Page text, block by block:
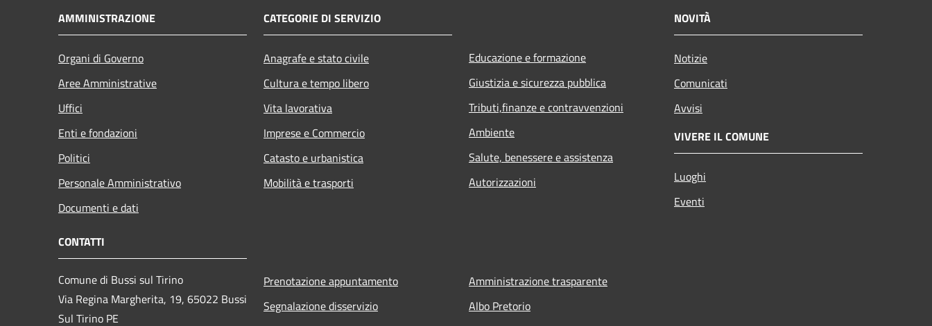
AMMINISTRAZIONE
Organi di Governo
Aree Amministrative
Uffici
Enti e fondazioni
Politici
Personale Amministrativo
Documenti e dati
CATEGORIE DI SERVIZIO
Anagrafe e stato civile
Cultura e tempo libero
Vita lavorativa
Imprese e Commercio
Catasto e urbanistica
Mobilità e trasporti
Educazione e formazione
Giustizia e sicurezza pubblica
Tributi,finanze e contravvenzioni
Ambiente
Salute, benessere e assistenza
Autorizzazioni
NOVITÀ
Notizie
Comunicati
Avvisi
VIVERE IL COMUNE
Luoghi
Eventi
CONTATTI
Comune di Bussi sul Tirino
Via Regina Margherita, 19, 65022 Bussi
Sul Tirino PE
Prenotazione appuntamento
Segnalazione disservizio
Amministrazione trasparente
Albo Pretorio